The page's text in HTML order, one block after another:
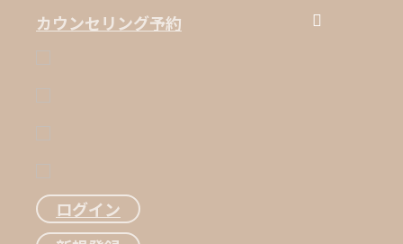
prp
自撮りレビュー
お知らせ
カウンセリング予約
ログイン